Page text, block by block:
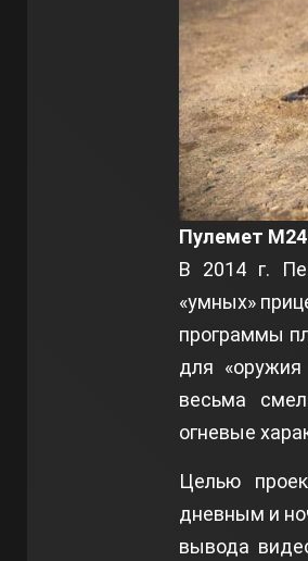
Пулемет
В 2014 г.
«умных»
программы
для «оружия
весьма
огневые
Целью
дневным и
вывода